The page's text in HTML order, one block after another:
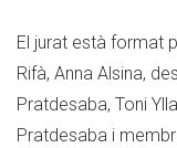
El jurat està format
Rifà, Anna Alsina,
Pratdesaba, Toni
Pratdesaba i